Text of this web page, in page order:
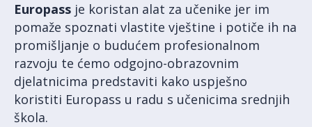
Europass je koristan alat za učenike jer im
pomaže spoznati vlastite vještine i potiče ih na
promišljanje o budućem profesionalnom
razvoju te ćemo odgojno-obrazovnim
djelatnicima predstaviti kako uspješno
koristiti Europass u radu s učenicima srednjih
škola.